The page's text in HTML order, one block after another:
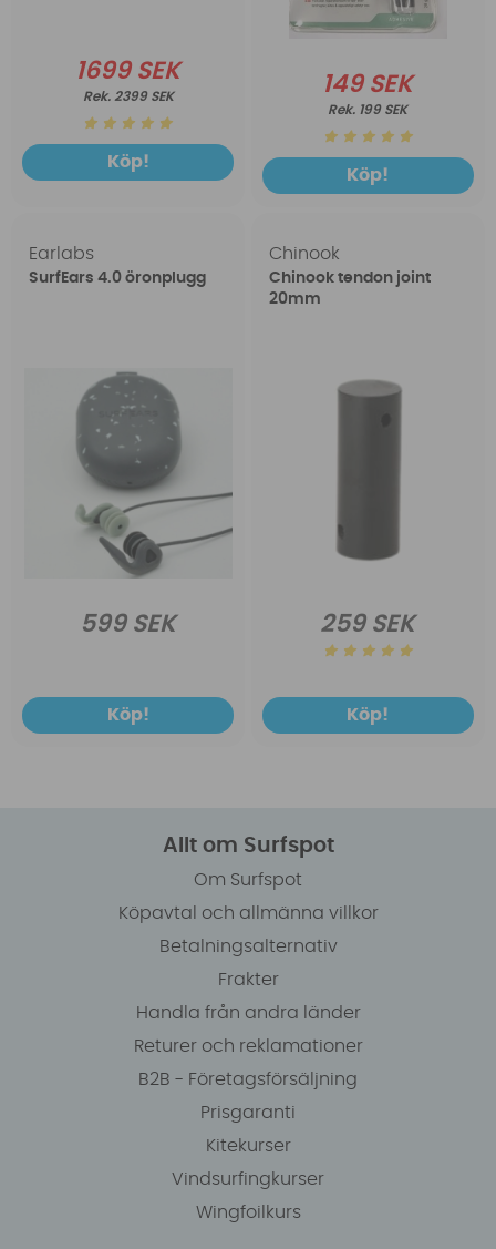
1699 SEK
2399 SEK
Köp!
149 SEK
199 SEK
Köp!
Earlabs
SurfEars 4.0 öronplugg
599 SEK
Köp!
Chinook
Chinook tendon joint
20mm
259 SEK
Köp!
Allt om Surfspot
Om Surfspot
Köpavtal och allmänna villkor
Betalningsalternativ
Frakter
Handla från andra länder
Returer och reklamationer
B2B - Företagsförsäljning
Prisgaranti
Kitekurser
Vindsurfingkurser
Wingfoilkurs